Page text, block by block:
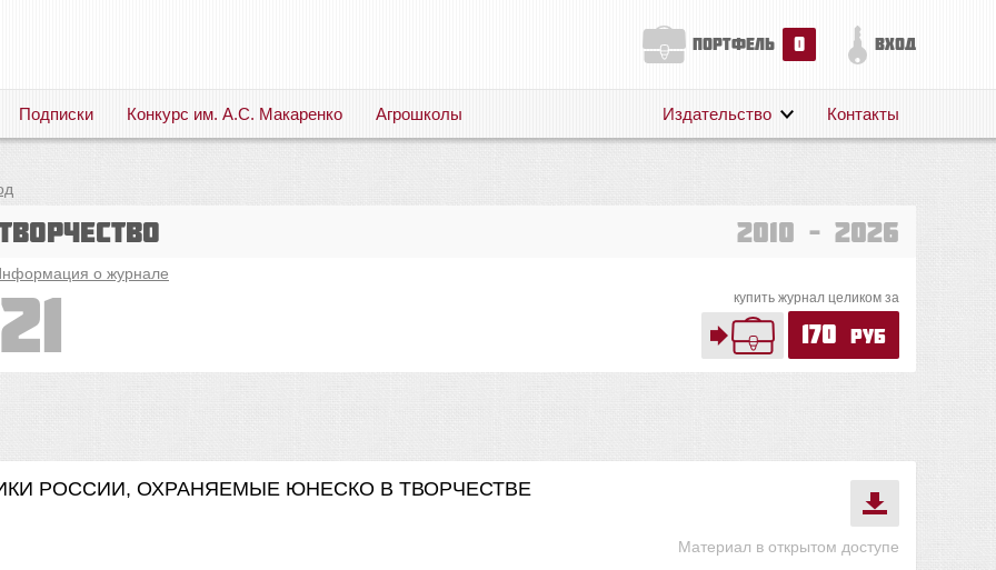
портфель 0 вход
Подписки Конкурс им. А.С. Макаренко Агрошколы
Поддержка
Издательство Контакты
2010 – 2026
о журнале
купить журнал целиком за
170 руб
Материал в открытом доступе
РОССИИ, ОХРАНЯЕМЫЕ ЮНЕСКО В ТВОРЧЕСТВЕ